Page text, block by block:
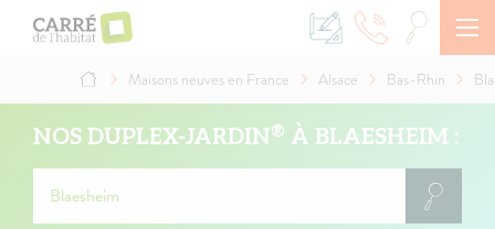
contenu
d'Ariane
Maisons neuves en France Alsace Bas-Rhin
NOS DUPLEX-JARDIN® À BLAESHEIM :